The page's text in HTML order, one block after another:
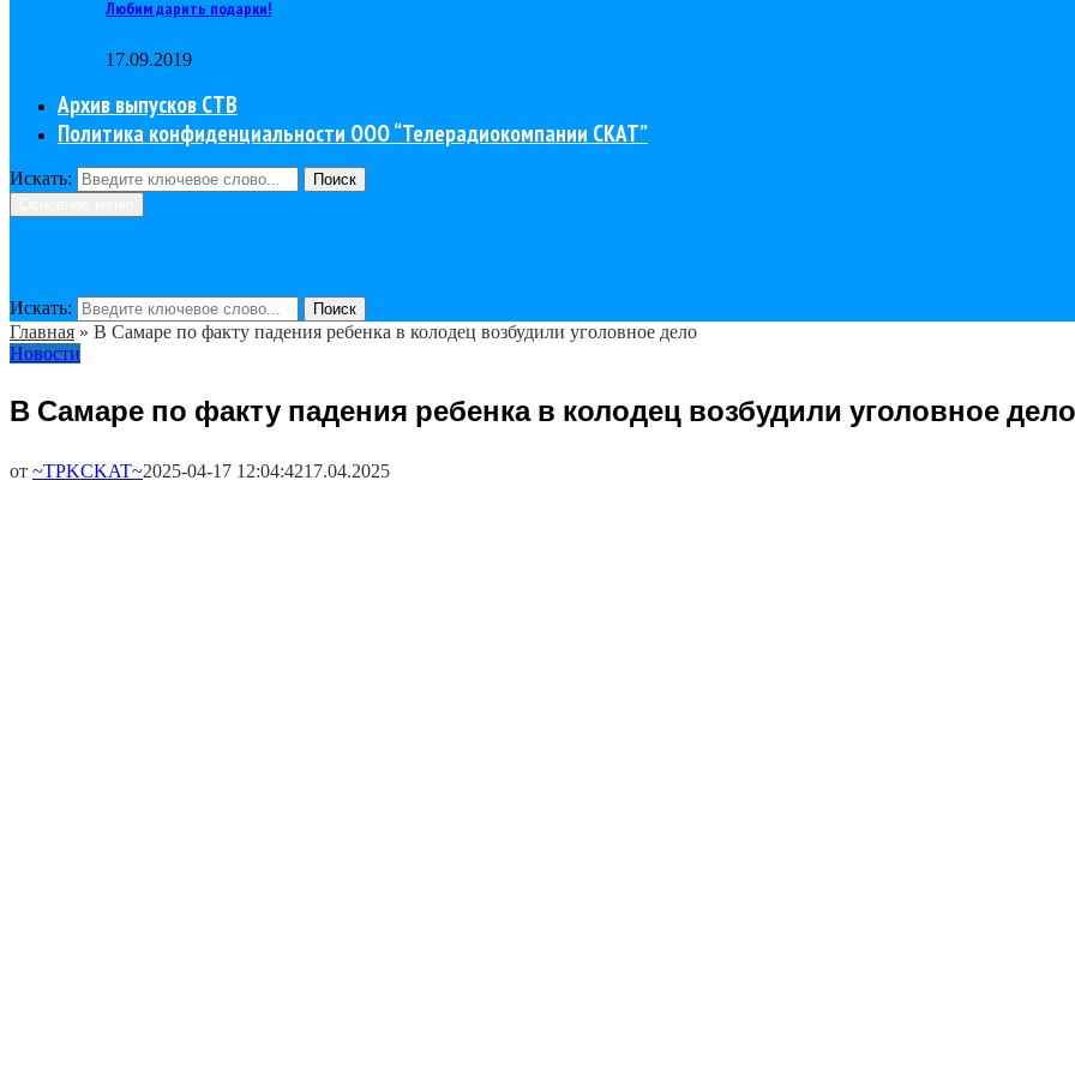
Любим дарить подарки!
17.09.2019
Архив выпусков СТВ
Политика конфиденциальности ООО “Телерадиокомпании СКАТ”
Искать:
Поиск
Искать: Поиск
Главная » В Самаре по факту падения ребенка в колодец возбудили уголовное дело
Новости
В Самаре по факту падения ребенка в колодец возбудили уголовное дело
от ~TPKCKAT~2025-04-17 12:04:4217.04.2025